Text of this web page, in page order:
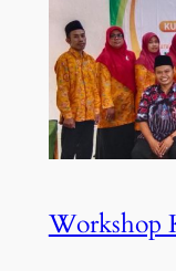
Workshop